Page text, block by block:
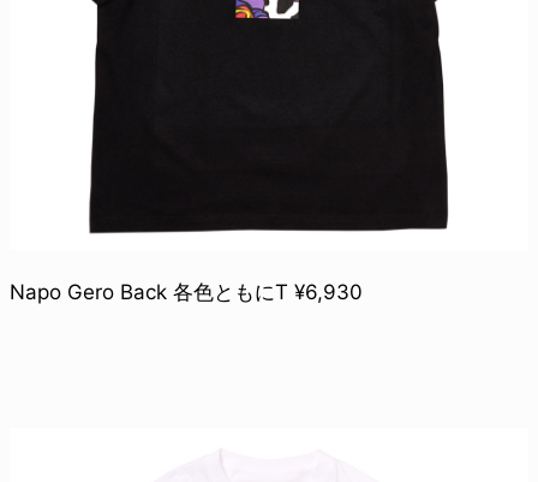
Napo Gero Back 各色ともにT ¥6,930